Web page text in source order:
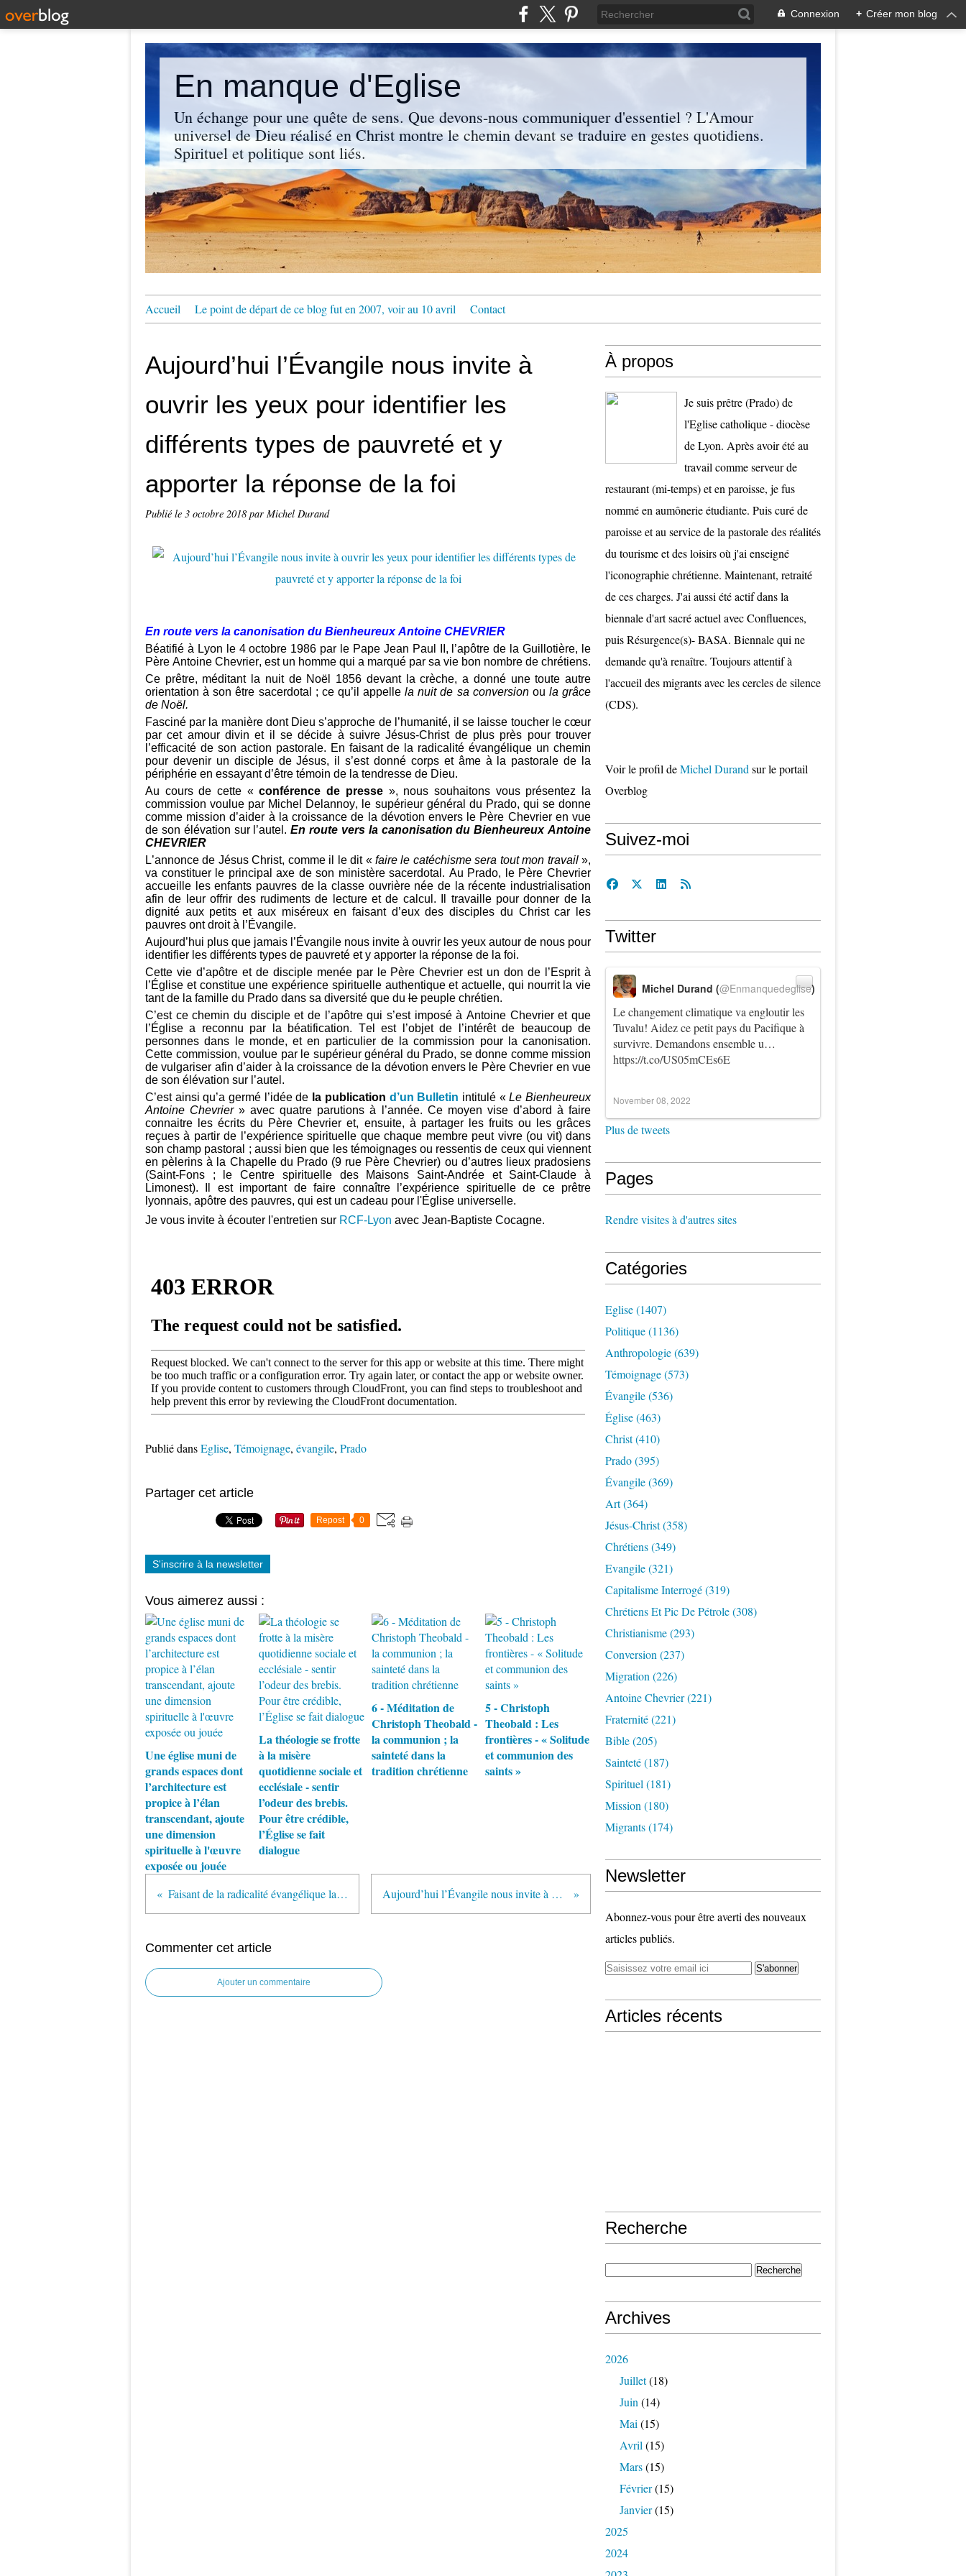
Connexion + Créer mon blog
En manque d'Eglise
Un échange pour une quête de sens. Que devons-nous communiquer d'essentiel ? L'Amour
universel de Dieu réalisé en Christ montre le chemin devant se traduire en gestes quotidiens.
Spirituel et politique sont liés.
Accueil Le point de départ de ce blog fut en 2007, voir au 10 avril Contact
Aujourd’hui l’Évangile nous invite à
ouvrir les yeux pour identifier les
différents types de pauvreté et y
apporter la réponse de la foi
Publié le 3 octobre 2018 par Michel Durand
En route vers la canonisation du Bienheureux Antoine CHEVRIER
Béatifié à Lyon le 4 octobre 1986 par le Pape Jean Paul II, l’apôtre de la Guillotière, le
Père Antoine Chevrier, est un homme qui a marqué par sa vie bon nombre de chrétiens.
Ce prêtre, méditant la nuit de Noël 1856 devant la crèche, a donné une toute autre
orientation à son être sacerdotal ; ce qu’il appellela nuit de sa conversion ou la grâce
de Noël.
Fasciné par la manière dont Dieu s’approche de l’humanité, il se laisse toucher le cœur
par cet amour divin et il se décide à suivre Jésus-Christ de plus près pour trouver
l’efficacité de son action pastorale. En faisant de la radicalité évangélique un chemin
pour devenir un disciple de Jésus, il s’est donné corps et âme à la pastorale de la
périphérie en essayant d’être témoin de la tendresse de Dieu.
Au cours de cette «conférence de presse», nous souhaitons vous présentez la
commission voulue par Michel Delannoy, le supérieur général du Prado, qui se donne
comme mission d’aider à la croissance de la dévotion envers le Père Chevrier en vue
de son élévation sur l’autel.En route vers la canonisation du Bienheureux Antoine
CHEVRIER
L’annonce de Jésus Christ, comme il le dit «faire le catéchisme sera tout mon travail »,
va constituer le principal axe de son ministère sacerdotal. Au Prado, le Père Chevrier
accueille les enfants pauvres de la classe ouvrière née de la récente industrialisation
afin de leur offrir des rudiments de lecture et de calcul. Il travaille pour donner de la
dignité aux petits et aux miséreux en faisant d’eux des disciples du Christ car les
pauvres ont droit à l’Évangile.
Aujourd’hui plus que jamais l’Évangile nous invite à ouvrir les yeux autour de nous pour
identifier les différents types de pauvreté et y apporter la réponse de la foi.
Cette vie d’apôtre et de disciple menée par le Père Chevrier est un don de l’Esprit à
l’Église et constitue une expérience spirituelle authentique et actuelle, qui nourrit la vie
tant de la famille du Prado dans sa diversité que du le peuple chrétien.
C’est ce chemin du disciple et de l’apôtre qui s’est imposé à Antoine Chevrier et que
l’Église a reconnu par la béatification. Tel est l’objet de l’intérêt de beaucoup de
personnes dans le monde, et en particulier de la commission pour la canonisation.
Cette commission, voulue par le supérieur général du Prado, se donne comme mission
de vulgariser afin d’aider à la croissance de la dévotion envers le Père Chevrier en vue
de son élévation sur l’autel.
C’est ainsi qu’a germé l’idée de la publication d’un Bulletin intitulé «Le Bienheureux
Antoine Chevrier» avec quatre parutions à l’année. Ce moyen vise d’abord à faire
connaitre les écrits du Père Chevrier et, ensuite, à partager les fruits ou les grâces
reçues à partir de l’expérience spirituelle que chaque membre peut vivre (ou vit) dans
son champ pastoral ; aussi bien que les témoignages ou ressentis de ceux qui viennent
en pèlerins à la Chapelle du Prado (9 rue Père Chevrier) ou d’autres lieux pradosiens
(Saint-Fons ; le Centre spirituelle des Maisons Saint-Andrée et Saint-Claude à
Limonest). Il est important de faire connaître l’expérience spirituelle de ce prêtre
lyonnais, apôtre des pauvres, qui est un cadeau pour l'Église universelle.
Je vous invite à écouter l'entretien sur RCF-Lyon avec Jean-Baptiste Cocagne.
Publié dansEglise, Témoignage, évangile, Prado
Partager cet article
Repost 0
S'inscrire à la newsletter
Vous aimerez aussi :
Une église muni de
grands espaces dont
l’architecture est
propice à l’élan
transcendant, ajoute
une dimension
spirituelle à l'œuvre
exposée ou jouée
La théologie se frotte
à la misère
quotidienne sociale et
ecclésiale - sentir
l’odeur des brebis.
Pour être crédible,
l’Église se fait
dialogue
6 - Méditation de
Christoph Theobald -
la communion ; la
sainteté dans la
tradition chrétienne
5 - Christoph
Theobald : Les
frontières - « Solitude
et communion des
saints »
Faisant de la radicalité évangélique la voie... Aujourd’hui l’Évangile nous invite à ouvrir...
Commenter cet article
Ajouter un commentaire
À propos
Je suis prêtre (Prado) de
l'Eglise catholique - diocèse
de Lyon. Après avoir été au
travail comme serveur de
restaurant (mi-temps) et en paroisse, je fus
nommé en aumônerie étudiante. Puis curé de
paroisse et au service de la pastorale des réalités
du tourisme et des loisirs où j'ai enseigné
l'iconographie chrétienne. Maintenant, retraité
de ces charges. J'ai aussi été actif dans la
biennale d'art sacré actuel avec Confluences,
puis Résurgence(s)- BASA. Biennale qui ne
demande qu'à renaître. Toujours attentif à
l'accueil des migrants avec les cercles de silence
(CDS).
Voir le profil deMichel Durand sur le portail
Overblog
Suivez-moi
Twitter
Le changement climatique va engloutir les
Tuvalu! Aidez ce petit pays du Pacifique à
survivre. Demandons ensemble u…
https://t.co/US05mCEs6E
Michel Durand (@Enmanquedeglise)
November 08, 2022
Plus de tweets
Pages
Rendre visites à d'autres sites
Catégories
Eglise(1407)
Politique(1136)
Anthropologie(639)
Témoignage(573)
Évangile(536)
Église(463)
Christ(410)
Prado(395)
Évangile(369)
Art(364)
Jésus-Christ(358)
Chrétiens(349)
Evangile(321)
Capitalisme Interrogé(319)
Chrétiens Et Pic De Pétrole(308)
Christianisme(293)
Conversion (237)
Migration (226)
Antoine Chevrier(221)
Fraternité(221)
Bible(205)
Sainteté(187)
Spirituel (181)
Mission (180)
Migrants(174)
Newsletter
Abonnez-vous pour être averti des nouveaux
articles publiés.
Articles récents
Recherche
Archives
2026
Juillet(18)
Juin (14)
Mai (15)
Avril (15)
Mars(15)
Février(15)
Janvier(15)
2025
2024